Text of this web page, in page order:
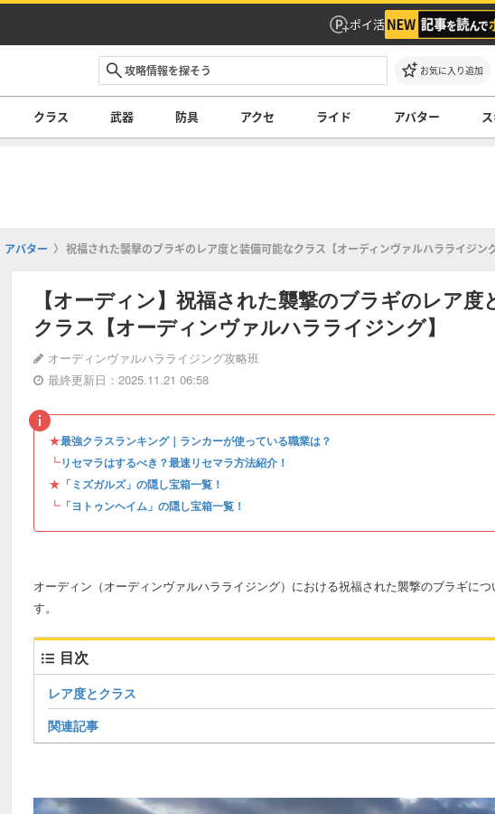
ポイ活
お気に入り追加
クラス 武器 防具 アクセ ライド アバター
アバター 祝福された襲撃のブラギのレア度と装備可能なクラス【オーディンヴァルハラライジング
【オーディン】祝福された襲撃のブラギのレア度
クラス【オーディンヴァルハラライジング】
オーディンヴァルハラライジング攻略班
最終更新日：2025.11.21 06:58
★最強クラスランキング｜ランカーが使っている職業は？
┗リセマラはするべき？最速リセマラ方法紹介！
★ 「ミズガルズ」の隠し宝箱一覧！
┗ 「ヨトゥンヘイム」の隠し宝箱一覧！
オーディン（オーディンヴァルハラライジング）における祝福された襲撃のブラギにつ
す。
目次
レア度とクラス
関連記事